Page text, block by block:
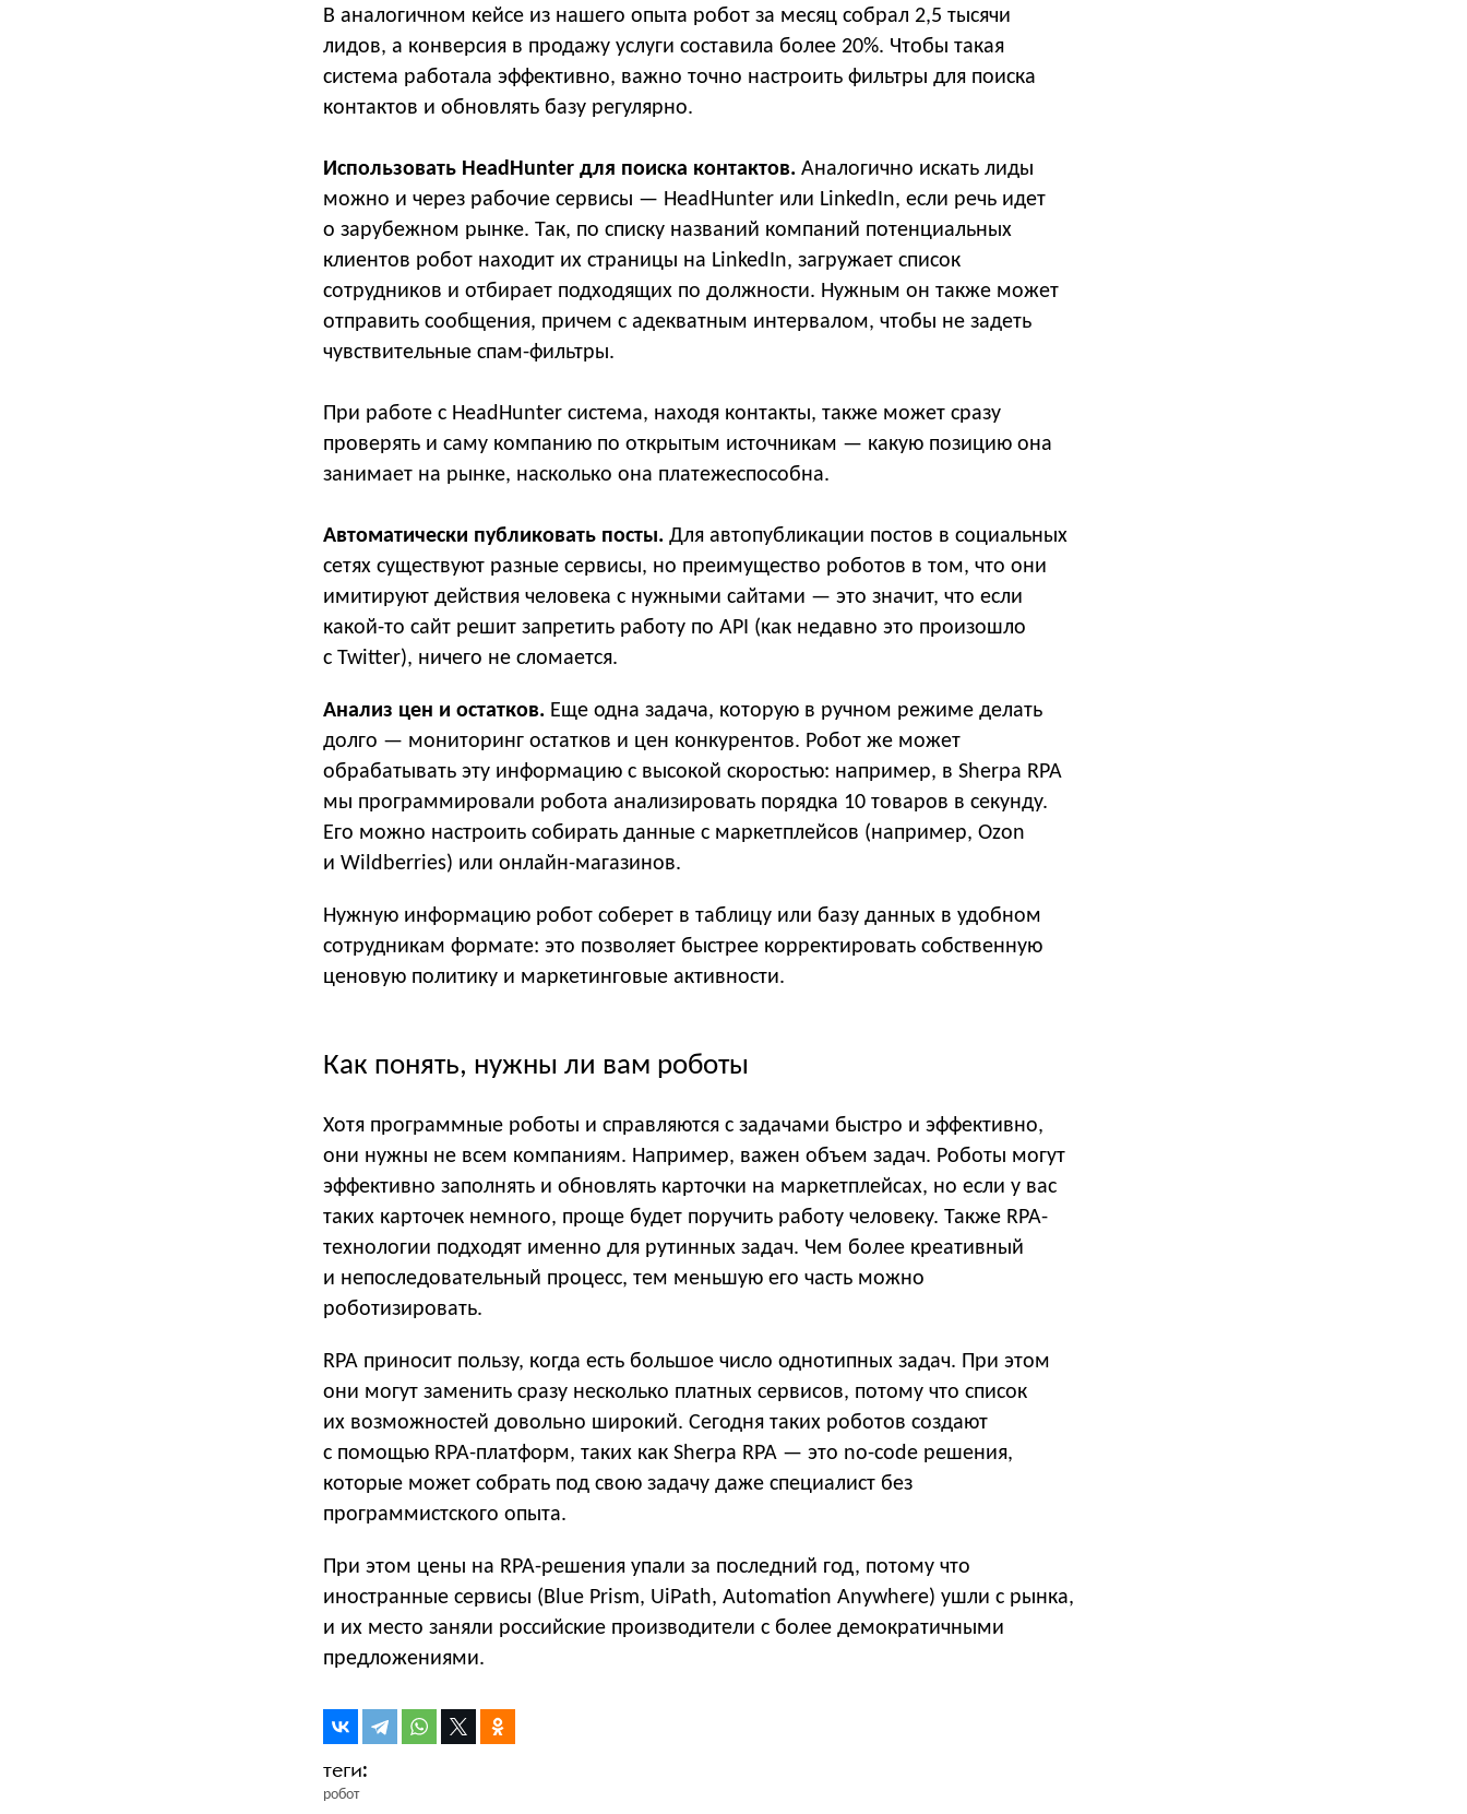
В аналогичном кейсе из нашего опыта робот за месяц собрал 2,5 тысячи
лидов, а конверсия в продажу услуги составила более 20%. Чтобы такая
система работала эффективно, важно точно настроить фильтры для поиска
контактов и обновлять базу регулярно.
Использовать HeadHunter для поиска контактов. Аналогично искать лиды
можно и через рабочие сервисы — HeadHunter или LinkedIn, если речь идет
о зарубежном рынке. Так, по списку названий компаний потенциальных
клиентов робот находит их страницы на LinkedIn, загружает список
сотрудников и отбирает подходящих по должности. Нужным он также может
отправить сообщения, причем с адекватным интервалом, чтобы не задеть
чувствительные спам-фильтры.
При работе с HeadHunter система, находя контакты, также может сразу
проверять и саму компанию по открытым источникам — какую позицию она
занимает на рынке, насколько она платежеспособна.
Автоматически публиковать посты. Для автопубликации постов в социальных
сетях существуют разные сервисы, но преимущество роботов в том, что они
имитируют действия человека с нужными сайтами — это значит, что если
какой-то сайт решит запретить работу по API (как недавно это произошло
с Twitter), ничего не сломается.
Анализ цен и остатков. Еще одна задача, которую в ручном режиме делать
долго — мониторинг остатков и цен конкурентов. Робот же может
обрабатывать эту информацию с высокой скоростью: например, в Sherpa RPA
мы программировали робота анализировать порядка 10 товаров в секунду.
Его можно настроить собирать данные с маркетплейсов (например, Ozon
и Wildberries) или онлайн-магазинов.
Нужную информацию робот соберет в таблицу или базу данных в удобном
сотрудникам формате: это позволяет быстрее корректировать собственную
ценовую политику и маркетинговые активности.
Как понять, нужны ли вам роботы
Хотя программные роботы и справляются с задачами быстро и эффективно,
они нужны не всем компаниям. Например, важен объем задач. Роботы могут
эффективно заполнять и обновлять карточки на маркетплейсах, но если у вас
таких карточек немного, проще будет поручить работу человеку. Также RPA-
технологии подходят именно для рутинных задач. Чем более креативный
и непоследовательный процесс, тем меньшую его часть можно
роботизировать.
RPA приносит пользу, когда есть большое число однотипных задач. При этом
они могут заменить сразу несколько платных сервисов, потому что список
их возможностей довольно широкий. Сегодня таких роботов создают
с помощью RPA-платформ, таких как Sherpa RPA — это no-code решения,
которые может собрать под свою задачу даже специалист без
программистского опыта.
При этом цены на RPA-решения упали за последний год, потому что
иностранные сервисы (Blue Prism, UiPath, Automation Anywhere) ушли с рынка,
и их место заняли российские производители с более демократичными
предложениями.
робот